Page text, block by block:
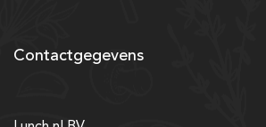
Contactgegevens